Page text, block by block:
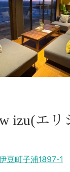
izu(エリ
豆町子浦1897-1